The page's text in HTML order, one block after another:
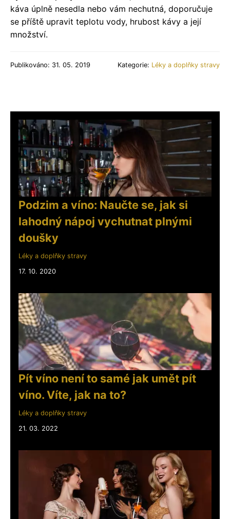
káva úplně nesedla nebo vám nechutná, doporučuje
se příště upravit teplotu vody, hrubost kávy a její
množství.
Publikováno: 31. 05. 2019 Kategorie: Léky a doplňky stravy
Podzim a víno: Naučte se, jak si
lahodný nápoj vychutnat plnými
doušky
Léky a doplňky stravy
17. 10. 2020
Pít víno není to samé jak umět pít
víno. Víte, jak na to?
Léky a doplňky stravy
21. 03. 2022